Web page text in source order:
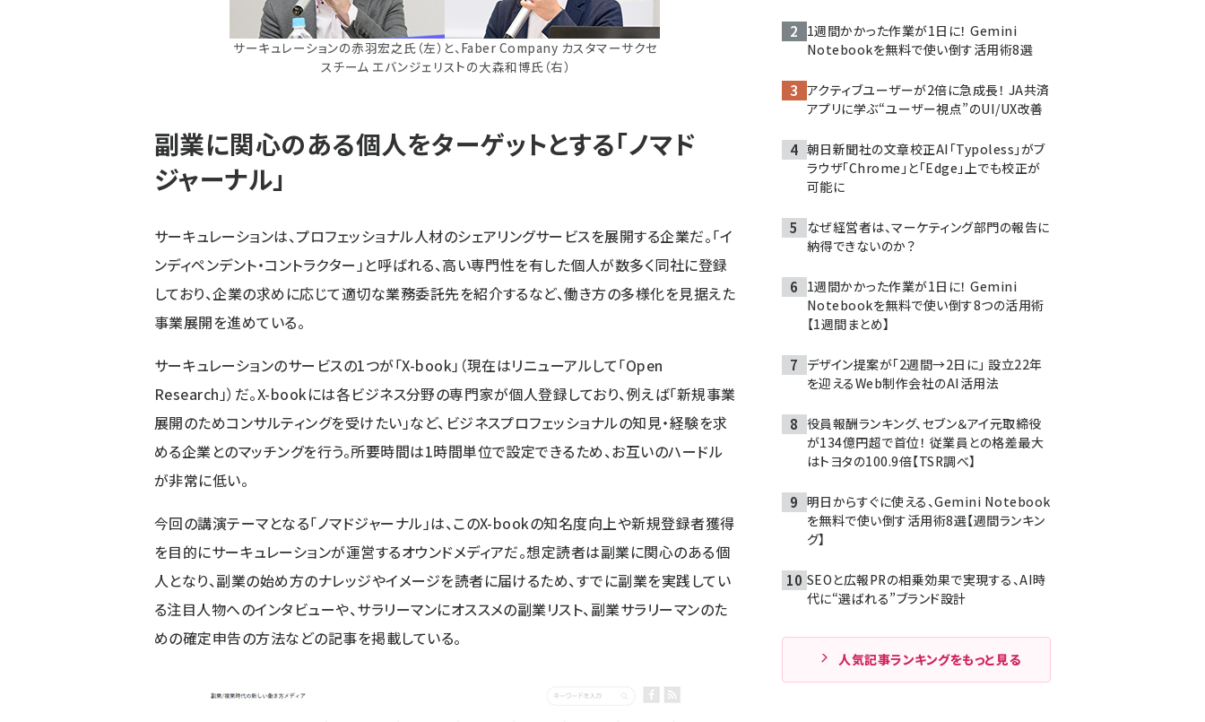
サーキュレーションの赤羽宏之氏（左）と、Faber Company カスタマーサクセ
スチーム エバンジェリストの大森和博氏（右）
副業に関心のある個人をターゲットとする「ノマド
ジャーナル」
サーキュレーションは、プロフェッショナル人材のシェアリングサービスを展開する企業だ。「イ
ンディペンデント・コントラクター」と呼ばれる、高い専門性を有した個人が数多く同社に登録
しており、企業の求めに応じて適切な業務委託先を紹介するなど、働き方の多様化を見据えた
事業展開を進めている。
サーキュレーションのサービスの1つが「X-book 」（現在はリニューアルして「Open
Research 」）だ。X-bookには各ビジネス分野の専門家が個人登録しており、例えば「新規事業
展開のためコンサルティングを受けたい」など、ビジネスプロフェッショナルの知見・経験を求
める企業とのマッチングを行う。所要時間は1時間単位で設定できるため、お互いのハードル
が非常に低い。
今回の講演テーマとなる「ノマドジャーナル」は、このX-bookの知名度向上や新規登録者獲得
を目的にサーキュレーションが運営するオウンドメディアだ。想定読者は副業に関心のある個
人となり、副業の始め方のナレッジやイメージを読者に届けるため、すでに副業を実践してい
る注目人物へのインタビューや、サラリーマンにオススメの副業リスト、副業サラリーマンのた
めの確定申告の方法などの記事を掲載している。
1週間かかった作業が1日に！ Gemini
Notebookを無料で使い倒す活用術8選
アクティブユーザーが2倍に急成長！ JA共済
アプリに学ぶ“ユーザー視点”のUI/UX改善
朝日新聞社の文章校正AI「Typoless」がブ
ラウザ「Chrome」と「Edge」上でも校正が
可能に
なぜ経営者は、マーケティング部門の報告に
納得できないのか？
1週間かかった作業が1日に！ Gemini
Notebookを無料で使い倒す8つの活用術
【1週間まとめ】
デザイン提案が「2週間→2日に」 設立22年
を迎えるWeb制作会社のAI活用法
役員報酬ランキング、セブン＆アイ元取締役
が134億円超で首位！ 従業員との格差最大
はトヨタの100.9倍【TSR調べ】
明日からすぐに使える、Gemini Notebook
を無料で使い倒す活用術8選【週間ランキン
グ】
SEOと広報PRの相乗効果で実現する、AI時
代に“選ばれる”ブランド設計
人気記事ランキングをもっと見る